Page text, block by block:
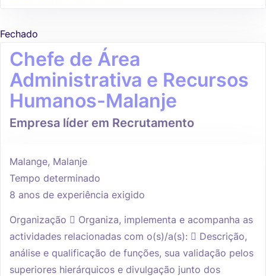
Fechado
Chefe de Área
Administrativa e Recursos
Humanos-Malanje
Empresa líder em Recrutamento
Malange, Malanje
Tempo determinado
8 anos de experiência exigido
Organização  Organiza, implementa e acompanha as
actividades relacionadas com o(s)/a(s):  Descrição,
análise e qualificação de funções, sua validação pelos
superiores hierárquicos e divulgação junto dos